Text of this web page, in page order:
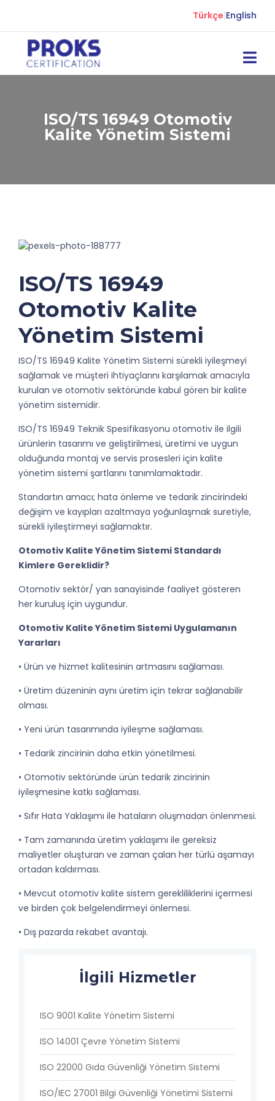
Türkçe|English
ISO/TS 16949 Otomotiv
Kalite Yönetim Sistemi
ISO/TS 16949
Otomotiv Kalite
Yönetim Sistemi
ISO/TS 16949 Kalite Yönetim Sistemi sürekli iyileşmeyi
sağlamak ve müşteri ihtiyaçlarını karşılamak amacıyla
kurulan ve otomotiv sektöründe kabul gören bir kalite
yönetim sistemidir.
ISO/TS 16949 Teknik Spesifikasyonu otomotiv ile ilgili
ürünlerin tasarımı ve geliştirilmesi, üretimi ve uygun
olduğunda montaj ve servis prosesleri için kalite
yönetim sistemi şartlarını tanımlamaktadır.
Standartın amacı; hata önleme ve tedarik zincirindeki
değişim ve kayıpları azaltmaya yoğunlaşmak suretiyle,
sürekli iyileştirmeyi sağlamaktır.
Otomotiv Kalite Yönetim Sistemi Standardı
Kimlere Gereklidir?
Otomotiv sektör/ yan sanayisinde faaliyet gösteren
her kuruluş için uygundur.
Otomotiv Kalite Yönetim Sistemi Uygulamanın
Yararları
• Ürün ve hizmet kalitesinin artmasını sağlaması.
• Üretim düzeninin aynı üretim için tekrar sağlanabilir
olması.
• Yeni ürün tasarımında iyileşme sağlaması.
• Tedarik zincirinin daha etkin yönetilmesi.
• Otomotiv sektöründe ürün tedarik zincirinin
iyileşmesine katkı sağlaması.
• Sıfır Hata Yaklaşımı ile hataların oluşmadan önlenmesi.
• Tam zamanında üretim yaklaşımı ile gereksiz
maliyetler oluşturan ve zaman çalan her türlü aşamayı
ortadan kaldırması.
• Mevcut otomotiv kalite sistem gerekliliklerini içermesi
ve birden çok belgelendirmeyi önlemesi.
• Dış pazarda rekabet avantajı.
İlgili Hizmetler
ISO 9001 Kalite Yönetim Sistemi
ISO 14001 Çevre Yönetim Sistemi
ISO 22000 Gıda Güvenliği Yönetim Sistemi
ISO/IEC 27001 Bilgi Güvenliği Yönetimi Sistemi